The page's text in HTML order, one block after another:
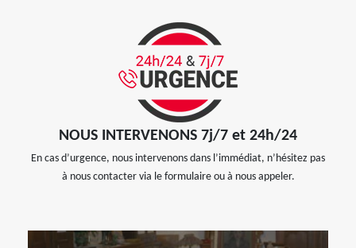
NOUS INTERVENONS 7j/7 et 24h/24
En cas d’urgence, nous intervenons dans l’immédiat, n’hésitez pas
à nous contacter via le formulaire ou à nous appeler.